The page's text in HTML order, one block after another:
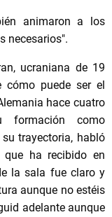
animaron a los
necesarios".
ucraniana de 19
cómo puede ser el
hace cuatro
como
trayectoria, habló
ha recibido en
la sala fue claro y
aunque no estéis
adelante aunque